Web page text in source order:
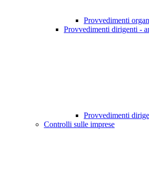
Provvedimenti
Provvedimenti dirigenti -
Provvedimenti
Controlli sulle imprese